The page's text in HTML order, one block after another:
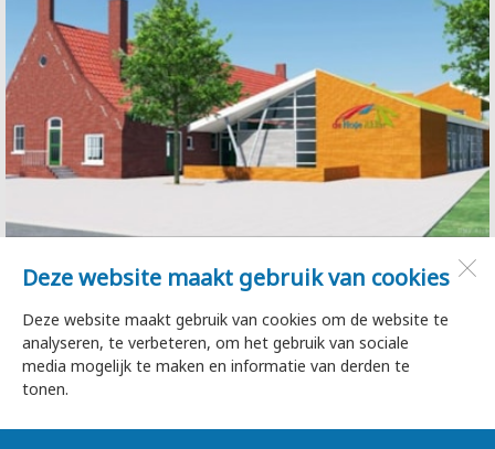
Deze website maakt gebruik van cookies
Deze website maakt gebruik van cookies om de website te
analyseren, te verbeteren, om het gebruik van sociale
media mogelijk te maken en informatie van derden te
tonen.
de Hoge Akker
1747 HA Tuitjenhorn